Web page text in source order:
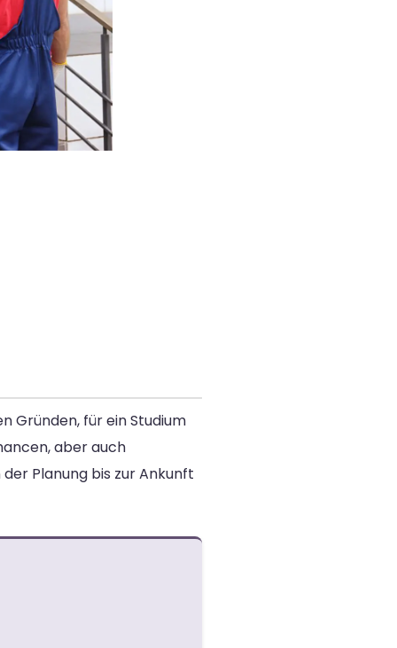
Gründen, für ein Studium
aber auch
Planung bis zur Ankunft